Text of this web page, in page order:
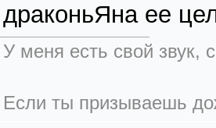
драконьЯна ее
У меня есть свой
Если ты призываешь